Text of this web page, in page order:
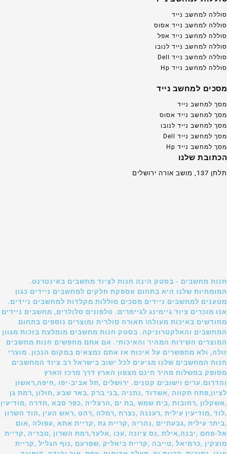
סוללה למחשב נייד
סוללה למחשב נייד אסוס
סוללה למחשב נייד אפל
סוללה למחשב נייד לנובו
סוללה למחשב נייד Dell
סוללה למחשב נייד Hp
מסכים למחשב נייד
מסך למחשב נייד
מסך למחשב נייד אסוס
מסך למחשב נייד לנובו
מסך למחשב נייד Dell
מסך למחשב נייד Hp
הכתובת שלנו
תלתן 137, מושב אורה ירושלים
חנות מחשבים - בסטק הינה חנות לציוד מחשבים באינטרנט.
המומחיות שלנו היא בתחום אספקת חלקים למחשבים ניידים כגון
מטענים למחשבים ניידים מסכים סוללות מקלדות למחשבים ניידים.
אנו מוכרים ציוד גיימינג לגיימרים. טלפונים סלולרים, מחשבים ניידים
מחודשים באיכות מעולה! תאורה סולרית ומוצרים נוספים בתחום
המחשבים והאלקטרוניקה. בסטק חנות מחשבים מומלצת בזכות מגוון
המוצרים השירות המהיר והאיכותי. אם אתם מחפשים חנות מחשבים
זולה, ולא מתפשרים על איכות אז אתם נמצאים במקום הנכון. מוצרי
חנות המחשבים שלנו מגיעים לכל ישוב בישראל רב ציוד המחשבים
מסופק במשלוח מהיר חינם מצפון הארץ דרך מרכז הארץ
והדרום.ערים וישובים קטנים. ירושלים ,תל אביב-יפו ,חיפה,ראשון
לציון,פתח תקווה ,אשדוד ,נתניה ,בני ברק ,באר שבע ,חולון ,רמת גן
,אשקלון ,רחובות ,בית שמש ,בת ים ,הרצליה ,כפר סבא ,חדרה ,מודיעין
,לוד ,מודיעין עילית ,רעננה ,נצרת ,רמלה ,רהט ,ראש העין ,הוד השרון
,ביתר עילית ,גבעתיים ,נהריה ,קריית גת ,קריית אתא ,עפולה ,אום
אל-פחם ,יבנה,אילת ,נס ציונה ,עכו ,אלעד,רמת השרון ,טבריה ,קריית
מוצקין ,כרמיאל ,טייבה ,קריית ביאליק ,שפרעם ,נוף הגליל ,קריית